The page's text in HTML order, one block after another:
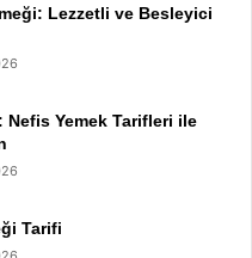
Lezzetli ve Besleyici
Nefis Yemek Tarifleri ile
Tarifi